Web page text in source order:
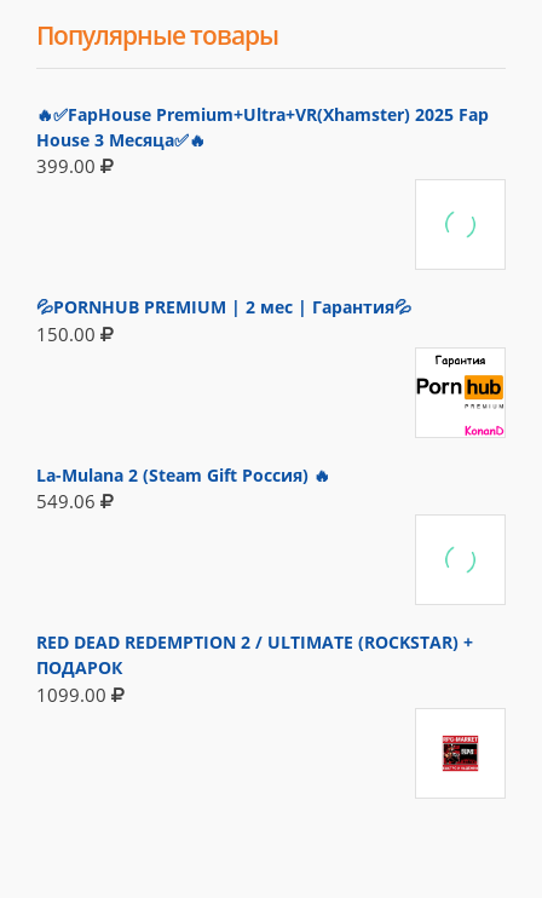
Популярные товары
🔥✅FapHouse Premium+Ultra+VR(Xhamster) 2025 Fap
House 3 Месяца✅🔥
399.00
💦PORNHUB PREMIUM | 2 мес | Гарантия💦
150.00
La-Mulana 2 (Steam Gift Россия) 🔥
549.06
RED DEAD REDEMPTION 2 / ULTIMATE (ROCKSTAR) +
ПОДАРОК
1099.00